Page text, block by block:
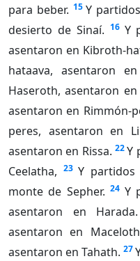
para beber. 15 Y
desierto de Sinaí. 16 Y
asentaron en Kibroth-
hataava, asentaron
Haseroth, asentaron en
asentaron en Rimmón-
peres, asentaron en
asentaron en Rissa. 22Y
Ceelatha, 23 Y partidos
monte de Sepher. 24 Y
asentaron en Harada.
asentaron en
asentaron en Tahath. 27